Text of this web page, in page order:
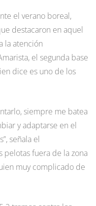
el verano boreal,
destacaron en aquel
la atención
el segunda base
dice es uno de los
siempre me batea
y adaptarse en el
señala el
pelotas fuera de la zona
muy complicado de